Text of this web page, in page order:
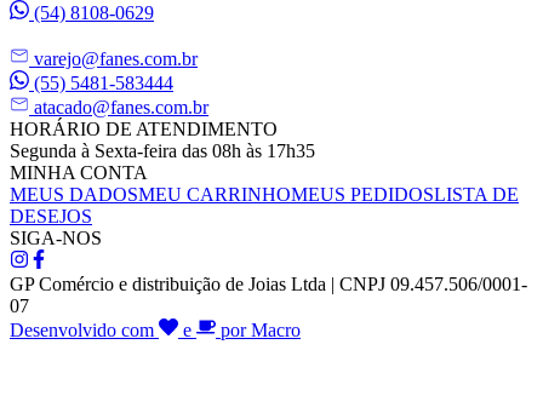
(54) 8108-0629
varejo@fanes.com.br
(55) 5481-583444
atacado@fanes.com.br
HORÁRIO DE ATENDIMENTO
Segunda à Sexta-feira das 08h às 17h35
MINHA CONTA
MEUS DADOSMEU CARRINHOMEUS PEDIDOSLISTA DE
DESEJOS
SIGA-NOS
GP Comércio e distribuição de Joias Ltda | CNPJ 09.457.506/0001-
07
Desenvolvido com
e por Macro